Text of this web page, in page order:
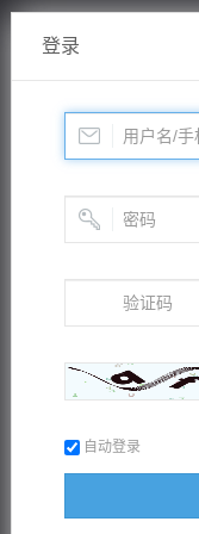
登录
自动登录